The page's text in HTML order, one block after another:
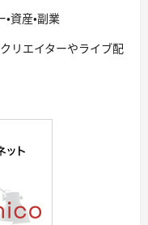
資産・副業
リエイターやライブ配